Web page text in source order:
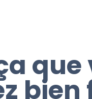
que
bien